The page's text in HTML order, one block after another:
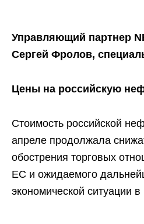
Управляющий партнер
Сергей Фролов,
Цены на российскую
Стоимость российской
апреле продолжала
обострения торговых
ЕС и ожидаемого
экономической ситуации